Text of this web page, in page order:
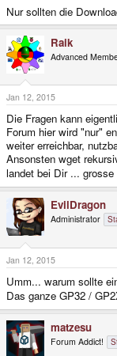
Nur sollten die
Raik
Advanced
Jan 12, 2015
Die Fragen kann
Forum hier wird "nur"
weiter erreichbar,
Ansonsten wget
landet bei Dir ...
EvilDragon
Administrator
Jan 12, 2015
Umm... warum sollte
Das ganze GP32 /
matzesu
Forum Addict!